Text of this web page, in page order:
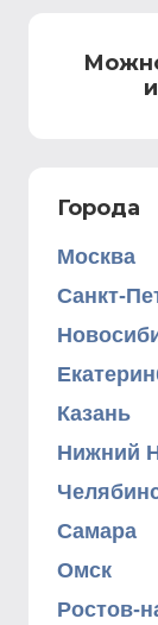
Можно
Города
Москва
Санкт-
Казань
Нижний
Самара
Омск
Ростов-